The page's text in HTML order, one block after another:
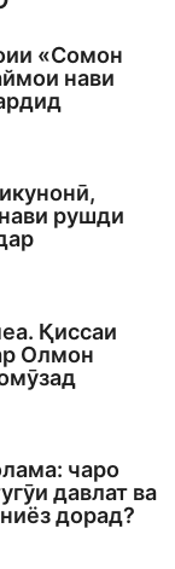
«Сомон
нави
рушди
Қиссаи
Олмон
чаро
давлат ва
дорад?